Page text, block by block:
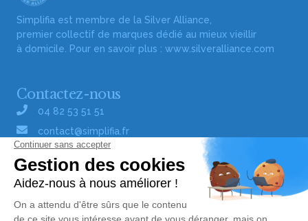
Simplifia est membre de la Silver Alliance,
premier collectif de marques dédié au mieux vieillir
à domicile. Pour en savoir plus : www.silveralliance.com
Contactez-nous
04 82 53 51 51
contact@simplifia.fr
Réseaux sociaux